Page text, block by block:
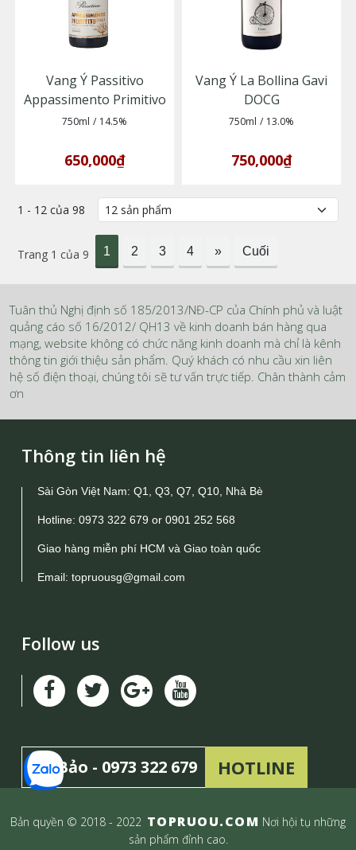
Vang Ý Passitivo
Appassimento Primitivo
750ml / 14.5%
650,000₫
Vang Ý La Bollina Gavi
DOCG
750ml / 13.0%
750,000₫
1 - 12 của 98
Trang 1 của 9 1 2 3 4 » Cuối
Tuân thủ Nghị định số 185/2013/NĐ-CP của Chính phủ và luật
quảng cáo số 16/2012/ QH13 về kinh doanh bán hàng qua
mạng, website không có chức năng kinh doanh mà chỉ là kênh
thông tin giới thiệu sản phẩm. Quý khách có nhu cầu xin liên
hệ số điện thoại, chúng tôi sẽ tư vấn trực tiếp. Chân thành cảm
ơn
Thông tin liên hệ
Sài Gòn Việt Nam: Q1, Q3, Q7, Q10, Nhà Bè
Hotline: 0973 322 679 or 0901 252 568
Giao hàng miễn phí HCM và Giao toàn quốc
Email: topruousg@gmail.com
Follow us
Mr Bảo - 0973 322 679 HOTLINE
Bản quyền © 2018 - 2022 TOPRUOU.COM Nơi hội tụ những
sản phẩm đỉnh cao.